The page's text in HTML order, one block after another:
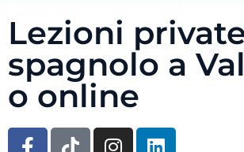
Lezioni
spagnolo a
o online